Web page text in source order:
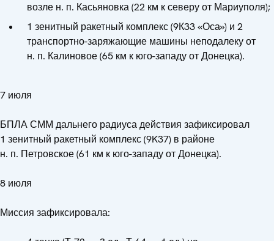
возле н. п. Касьяновка (22 км к северу от Мариуполя);
1 зенитный ракетный комплекс (9К33 «Оса») и 2
транспортно-заряжающие машины неподалеку от
н. п. Калиновое (65 км к юго-западу от Донецка).
7 июля
БПЛА СММ дальнего радиуса действия зафиксировал
1 зенитный ракетный комплекс (9K37) в районе
н. п. Петровское (61 км к юго-западу от Донецка).
8 июля
Миссия зафиксировала: